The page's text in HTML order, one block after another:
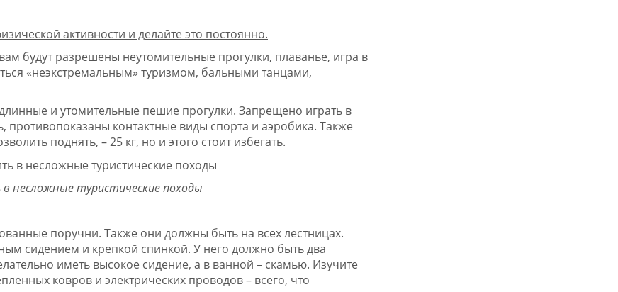
активности и делайте это постоянно.
вам будут разрешены неутомительные прогулки, плаванье, игра в
«неэкстремальным» туризмом, бальными танцами,
и утомительные пешие прогулки. Запрещено играть в
противопоказаны контактные виды спорта и аэробика. Также
поднять, – 25 кг, но и этого стоит избегать.
несложные туристические походы
поручни. Также они должны быть на всех лестницах.
сидением и крепкой спинкой. У него должно быть два
иметь высокое сидение, а в ванной – скамью. Изучите
ковров и электрических проводов – всего, что